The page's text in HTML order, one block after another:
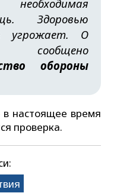
Здоровью
угрожает. О
сообщено
обороны
настоящее время
проверка.